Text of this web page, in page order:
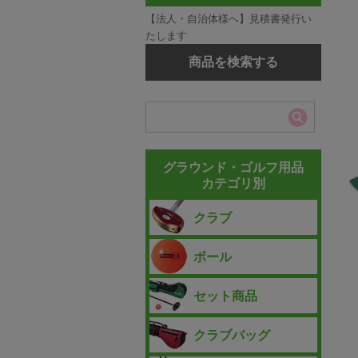
【法人・自治体様へ】見積書発行い
たします
商品を検索する
グラウンド・ゴルフ用品
カテゴリ別
クラブ
ボール
セット商品
クラブバッグ